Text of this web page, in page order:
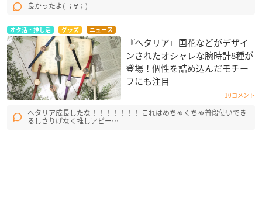
良かったよ( ；∀；)
オタ活・推し活 グッズ ニュース
『ヘタリア』国花などがデザイ
ンされたオシャレな腕時計8種が
登場！個性を詰め込んだモチー
フにも注目
10コメント
ヘタリア成長したな！！！！！！！ これはめちゃくちゃ普段使いでき
るしさりげなく推しアピー…